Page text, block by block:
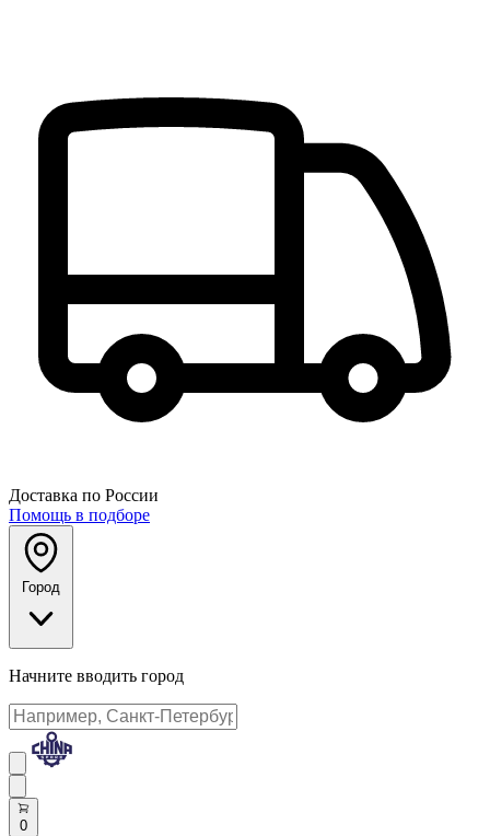
Доставка по России
Помощь в подборе
Город
Начните вводить город
0